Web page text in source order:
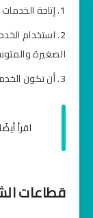
إتاحة الخدمات
استخدام
الصغيرة
أن تكون
اقرأ
قطاعات